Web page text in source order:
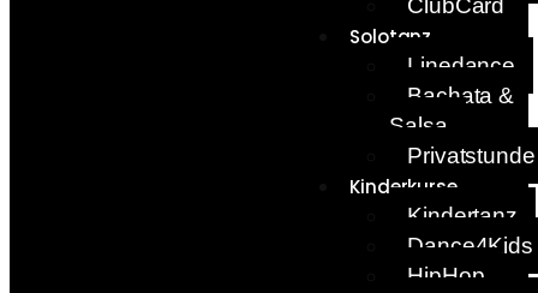
Solotanz
Linedance
Bachata &
Salsa
Privatstunde
Kinderkurse
Kindertanz
Dance4Kids
HipHop